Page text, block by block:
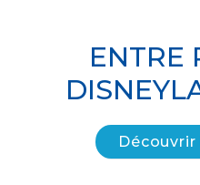
ENTRE
Découvrir